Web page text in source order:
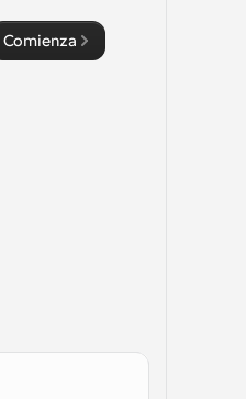
Comienza